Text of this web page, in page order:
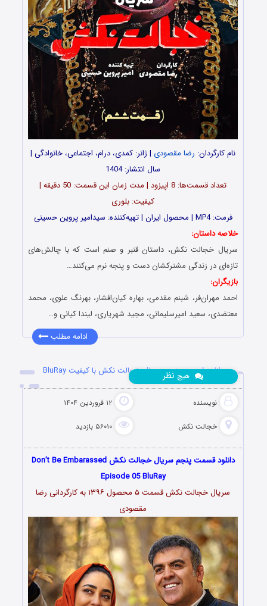
نام کارگردان: رضا مقصودی | ژانر: کمدی، درام، اجتماعی، خانوادگی |
سال انتشار: 1404
تعداد قسمت‌ها: 8 اپیزود | مدت زمان این قسمت: 50 دقیقه |
کیفیت: بلوری
فرمت: MP4 | محصول ایران | تهیه‌کننده: سیدامیر پروین حسینی
خلاصه داستان:
سریال خجالت نکش، داستان قنبر و صنم است که با چالش‌های
تازه‌ای در زندگی مشترکشان دست و پنجه نرم می‌کنند…
بازیگران:
احمد مهران‌فر، شبنم مقدمی، بهاره کیان‌افشار، بهرنگ علوی، محمد
معتضدی، سعید امیرسلیمانی، مجید شهریاری، لیندا کیانی و…
ادامه مطلب
دانلود قسمت پنجم سریال خجالت نکش با کیفیت BluRay
نویسنده ۱۲ فروردین ۱۴۰۴
خجالت نکش ۵۶۰۱۰ بازدید
هیچ نظر
دانلود قسمت پنجم سریال خجالت نکش Don’t Be Embarassed
Episode 05 BluRay
سریال خجالت نکش قسمت ۵ محصول ۱۳۹۶ به کارگردانی رضا
مقصودی